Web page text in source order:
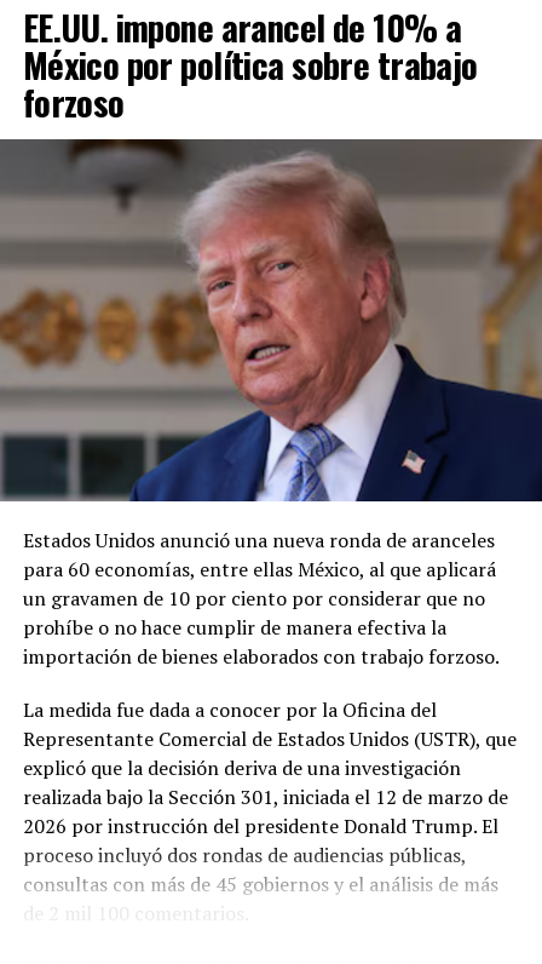
EE.UU. impone arancel de 10% a
México por política sobre trabajo
forzoso
Estados Unidos anunció una nueva ronda de aranceles
para 60 economías, entre ellas México, al que aplicará
un gravamen de 10 por ciento por considerar que no
prohíbe o no hace cumplir de manera efectiva la
importación de bienes elaborados con trabajo forzoso.
La medida fue dada a conocer por la Oficina del
Representante Comercial de Estados Unidos (USTR), que
explicó que la decisión deriva de una investigación
realizada bajo la Sección 301, iniciada el 12 de marzo de
2026 por instrucción del presidente Donald Trump. El
proceso incluyó dos rondas de audiencias públicas,
consultas con más de 45 gobiernos y el análisis de más
de 2 mil 100 comentarios.